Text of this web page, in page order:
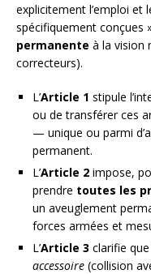
explicitement l’emploi et
spécifiquement conçues
permanente à la vision
correcteurs).
L’Article 1 stipule
ou de transférer ces
— unique ou parmi
permanent.
L’Article 2 impose,
prendre toutes les
un aveuglement
forces armées et
L’Article 3 clarifie
accessoire (collision